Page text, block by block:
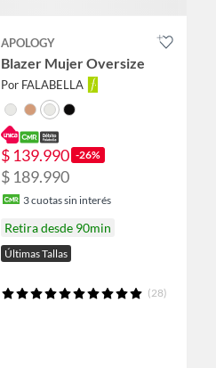
APOLOGY
Blazer Mujer Oversize
Por FALABELLA
$ 139.990 -26%
$ 189.990
3cuotas sin interés
Retira desde 90min
Últimas Tallas
(28)